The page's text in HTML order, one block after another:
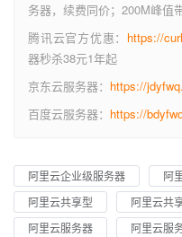
务器，续费同价；200M峰值
腾讯云官方优惠： https://
器秒杀38元1年起
京东云服务器： https://
百度云服务器： https://
阿里云企业级服务器 阿
阿里云共享型
阿里云共
阿里云服务器
阿里云服